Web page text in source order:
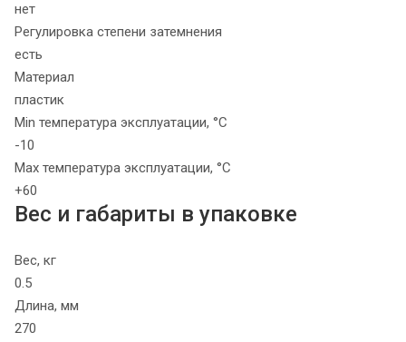
нет
Регулировка степени затемнения
есть
Материал
пластик
Min температура эксплуатации, °C
-10
Max температура эксплуатации, °C
+60
Вес и габариты в упаковке
Вес, кг
0.5
Длина, мм
270